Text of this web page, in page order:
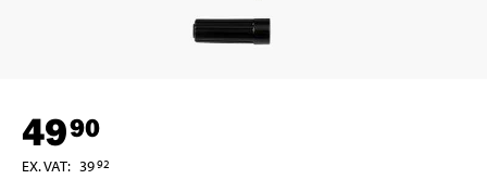
4990
EX. VAT: 3992